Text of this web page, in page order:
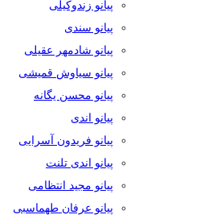
پیانو زندوکیلی
پیانو سندی
پیانو شادمهر عقیلی
پیانو سیاوش قمیشی
پیانو محسن یگانه
پیانو اندی
پیانو فریدون آسرایی
پیانو اندی تلنت
پیانو مجید انتظامی
پیانو عرفان طهماسبی